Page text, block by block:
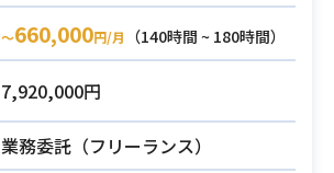
・figmaを用いたUIデザイン
・HTML/CSSスキル
・gitを使ったバージョン管理
・簡単なphpテンプレートエンジン
の修正
・異業種間でコミュニケーションを
〜660,000円/月
（140時間 ~ 180時間）
7,920,000円
業務委託（フリーランス）